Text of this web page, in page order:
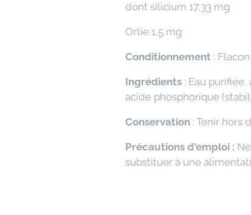
dont silicium 17,33 mg
Ortie 1,5 mg
Conditionnement :
Ingrédients : Eau
acide phosphorique
Conservation : Tenir hors
Précautions d'emploi :
substituer à une